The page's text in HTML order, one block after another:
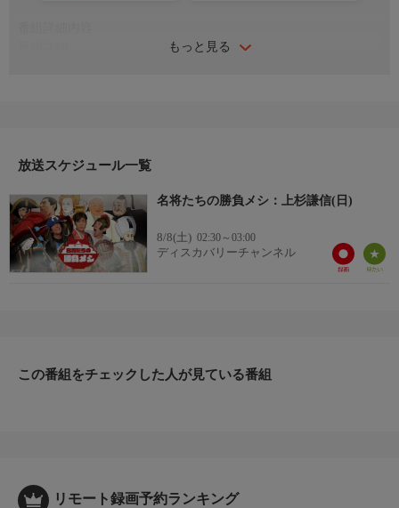
もっと見る
『考えなし』な一面が？！その理由が、二つの勝負メシから見え
番組詳細
Ｃ：ネプチューン ナレーション：田中真弓
放送スケジュール一覧
名将たちの勝負メシ：上杉謙信(日)
8/8(土) 02:30～03:00
ディスカバリーチャンネル
この番組をチェックした人が見ている番組
リモート録画予約ランキング